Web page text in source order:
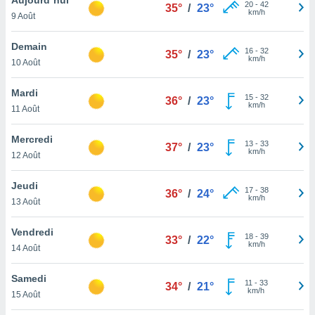
et
»,
au
vous
qu'ils
ou
le
ainsi
un
la
du
9 Août
35° / 23° 20- 42
km/h
Demain
10 Août
35° / 23° 16- 32
km/h
Mardi
11 Août
36° / 23° 15- 32
km/h
Mercredi
12 Août
37° / 23° 13- 33
km/h
Jeudi
13 Août
36° / 24° 17- 38
km/h
Vendredi
14 Août
33° / 22° 18- 39
km/h
Samedi
15 Août
34° / 21° 11 - 33
km/h